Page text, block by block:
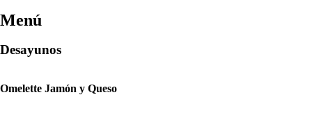
Menú
Desayunos
Omelette Jamón y Queso